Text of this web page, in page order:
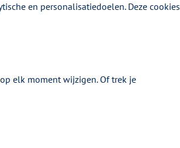
dan je
en personalisatiedoelen. Deze cookies
elk moment wijzigen. Of trek je